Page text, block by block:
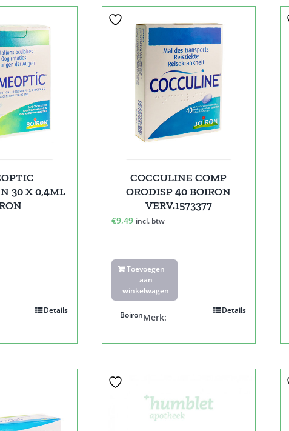
30 X 0,4ML
Details
COCCULINE COMP
ORODISP 40 BOIRON
VERV.1573377
€9,49 incl. btw
Toevoegen
aan
winkelwagen
Details
Merk:
Boiron